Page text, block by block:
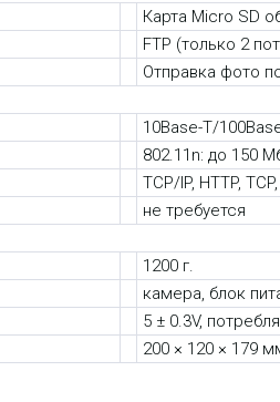
Карта Micro SD
FTP (только 2
Отправка фото
10Base-T/
802.11n: до 150
TCP/IP, HTTP,
не требуется
1200 г.
камера, блок
5 ± 0.3V,
200 × 120 × 179